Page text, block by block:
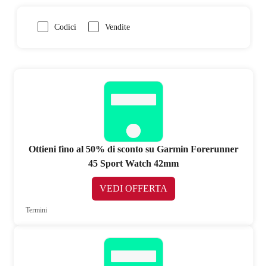
Codici Vendite
Ottieni fino al 50% di sconto su Garmin Forerunner
45 Sport Watch 42mm
VEDI OFFERTA
Termini